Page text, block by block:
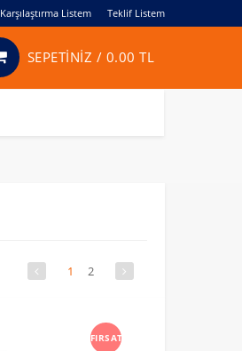
Karşılaştırma Listem Teklif Listem
SEPETİNİZ / 0.00 TL
1 2
FIRSAT